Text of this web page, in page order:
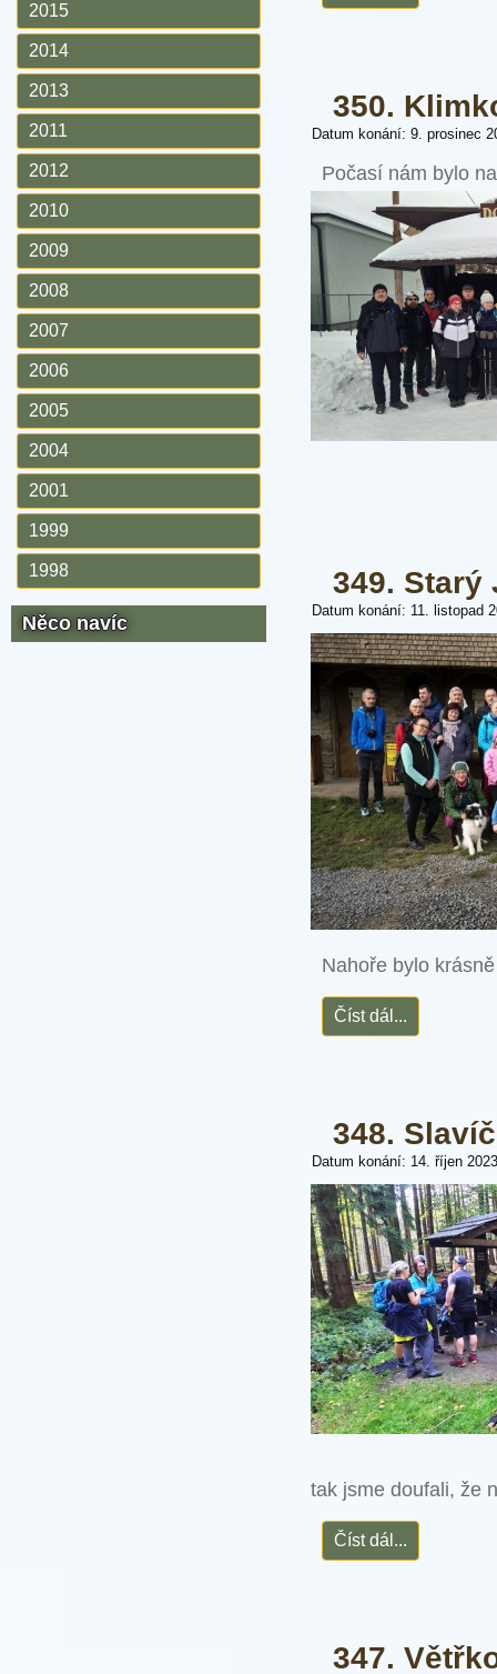
2015
2014
2013
2011
2012
2010
2009
2008
2007
2006
2005
2004
2001
1999
1998
Něco navíc
350.
Datum konání: 9. prosinec
Počasí nám bylo
349. Starý
Datum konání: 11. listopad
Nahoře bylo
Číst dál...
348.
Datum konání: 14. říjen 2023
tak jsme doufali, že
Číst dál...
347.